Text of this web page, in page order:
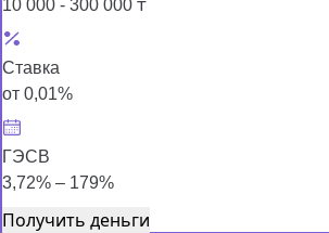
10 000 - 300 000 ₸
Ставка
от 0,01%
ГЭСВ
3,72% – 179%
Получить деньги